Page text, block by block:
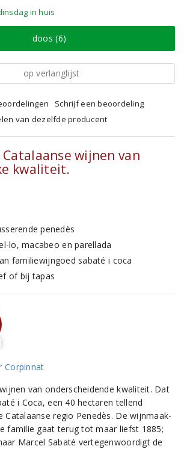
in huis
doos (6)
op verlanglijst
Schrijf een beoordeling
van dezelfde producent
wijnen van
kwaliteit.
penedès
lo, macabeo en parellada
familiewijngoed sabaté i coca
of bij tapas
van onderscheidende kwaliteit. Dat
i Coca, een 40 hectaren tellend
Catalaanse regio Penedès. De wijnmaak-
familie gaat terug tot maar liefst 1885;
Marcel Sabaté vertegenwoordigt de